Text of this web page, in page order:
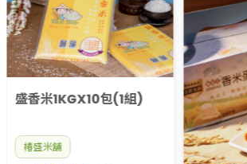
盛香米1KGX10包(1組)
椿盛米舖